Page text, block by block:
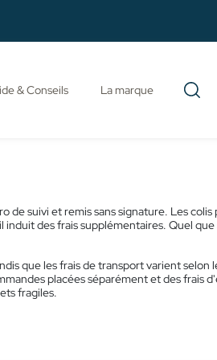
& Conseils La marque
de suivi et remis sans signature. Les
des frais supplémentaires. Quel
que les frais de transport varient selon
placées séparément et des frais
fragiles.